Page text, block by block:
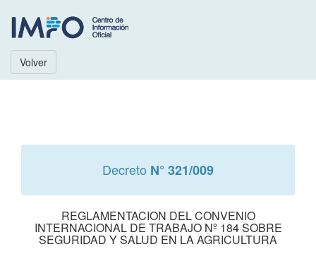
Volver
Decreto N° 321/009
REGLAMENTACION DEL CONVENIO
INTERNACIONAL DE TRABAJO Nº 184 SOBRE
SEGURIDAD Y SALUD EN LA AGRICULTURA